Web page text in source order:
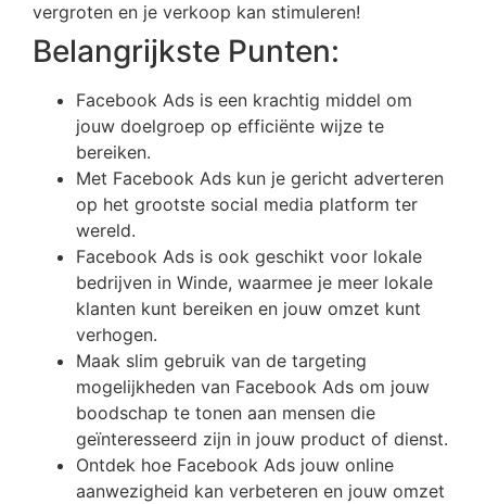
vergroten en je verkoop kan stimuleren!
Belangrijkste Punten:
Facebook Ads is een krachtig middel om
jouw doelgroep op efficiënte wijze te
bereiken.
Met Facebook Ads kun je gericht adverteren
op het grootste social media platform ter
wereld.
Facebook Ads is ook geschikt voor lokale
bedrijven in Winde, waarmee je meer lokale
klanten kunt bereiken en jouw omzet kunt
verhogen.
Maak slim gebruik van de targeting
mogelijkheden van Facebook Ads om jouw
boodschap te tonen aan mensen die
geïnteresseerd zijn in jouw product of dienst.
Ontdek hoe Facebook Ads jouw online
aanwezigheid kan verbeteren en jouw omzet